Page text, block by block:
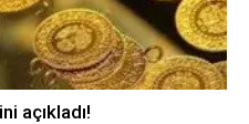
açıkladı!